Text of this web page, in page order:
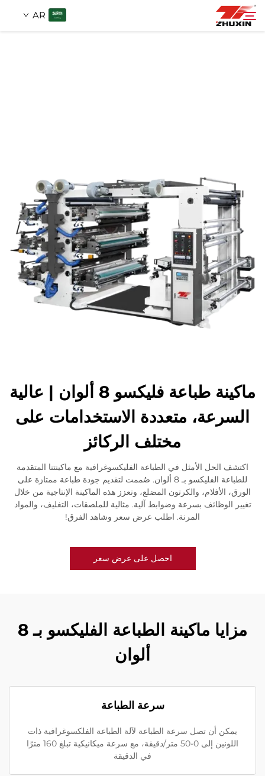
AR
أخبار
اتصل
الأسئلة الشائعة
ماكينة طباعة فليكسو 8 ألوان | عالية
السرعة، متعددة الاستخدامات على
مختلف الركائز
اكتشف الحل الأمثل في الطباعة الفليكسوغرافية مع ماكينتنا المتقدمة
للطباعة الفليكسو بـ 8 ألوان. صُممت لتقديم جودة طباعة ممتازة على
الورق، الأفلام، والكرتون المضلع، وتعزز هذه الماكينة الإنتاجية من خلال
تغيير الوظائف بسرعة وضوابط آلية. مثالية للملصقات، التغليف، والمواد
المرنة. اطلب عرض سعر وشاهد الفرق!
احصل على عرض سعر
مزايا ماكينة الطباعة الفليكسو بـ 8
ألوان
سرعة الطباعة
يمكن أن تصل سرعة الطباعة لآلة الطباعة الفلكسوغرافية ذات
اللونين إلى 0-50 متر/دقيقة، مع سرعة ميكانيكية تبلغ 160 مترًا
في الدقيقة